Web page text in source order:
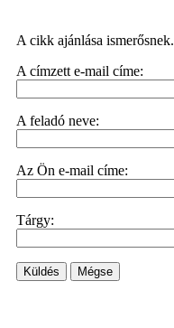
A cikk ajánlása ismerősnek.
A címzett e-mail címe:
A feladó neve:
Az Ön e-mail címe:
Tárgy:
Küldés Mégse